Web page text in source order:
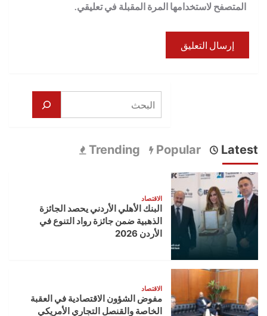
المتصفح لاستخدامها المرة المقبلة في تعليقي.
البحث
Latest
Popular
Trending
الاقتصاد
البنك الأهلي الأردني يحصد الجائزة
الذهبية ضمن جائزة رواد التنوع في
الأردن 2026
الاقتصاد
مفوض الشؤون الاقتصادية في العقبة
الخاصة والقنصل التجاري الأمريكي